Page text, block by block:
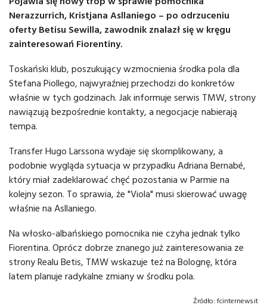
Nerazzurrich, Kristjana Asllaniego – po odrzuceniu
oferty Betisu Sewilla, zawodnik znalazł się w kręgu
zainteresowań Fiorentiny.
Toskański klub, poszukujący wzmocnienia środka pola dla
Stefana Piollego, najwyraźniej przechodzi do konkretów
właśnie w tych godzinach. Jak informuje serwis TMW, strony
nawiązują bezpośrednie kontakty, a negocjacje nabierają
tempa.
Transfer Hugo Larssona wydaje się skomplikowany, a
podobnie wygląda sytuacja w przypadku Adriana Bernabé,
który miał zadeklarować chęć pozostania w Parmie na
kolejny sezon. To sprawia, że "Viola" musi skierować uwagę
właśnie na Asllaniego.
Na włosko-albańskiego pomocnika nie czyha jednak tylko
Fiorentina. Oprócz dobrze znanego już zainteresowania ze
strony Realu Betis, TMW wskazuje też na Bolognę, która
latem planuje radykalne zmiany w środku pola.
Źródło: fcinternews.it